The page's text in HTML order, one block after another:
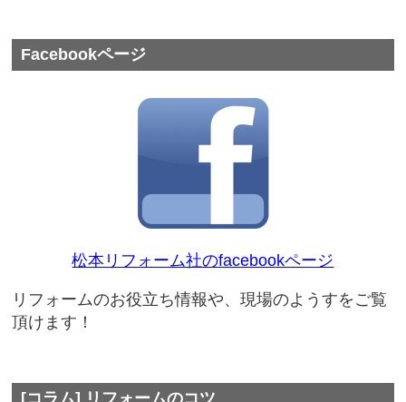
Facebookページ
松本リフォーム社のfacebookページ
リフォームのお役立ち情報や、現場のようすをご覧
頂けます！